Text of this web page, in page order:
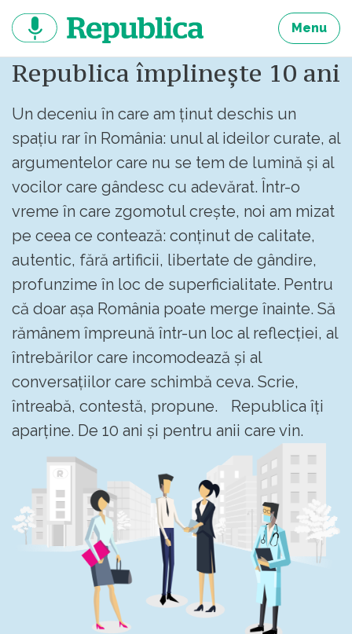
continut
Menu
Republica împlinește 10 ani
Un deceniu în care am ținut deschis un
spațiu rar în România: unul al ideilor curate, al
argumentelor care nu se tem de lumină și al
vocilor care gândesc cu adevărat. Într-o
vreme în care zgomotul crește, noi am mizat
pe ceea ce contează: conținut de calitate,
autentic, fără artificii, libertate de gândire,
profunzime în loc de superficialitate. Pentru
că doar așa România poate merge înainte. Să
rămânem împreună într-un loc al reflecției, al
întrebărilor care incomodează și al
conversațiilor care schimbă ceva. Scrie,
întreabă, contestă, propune. Republica îți
aparține. De 10 ani și pentru anii care vin.